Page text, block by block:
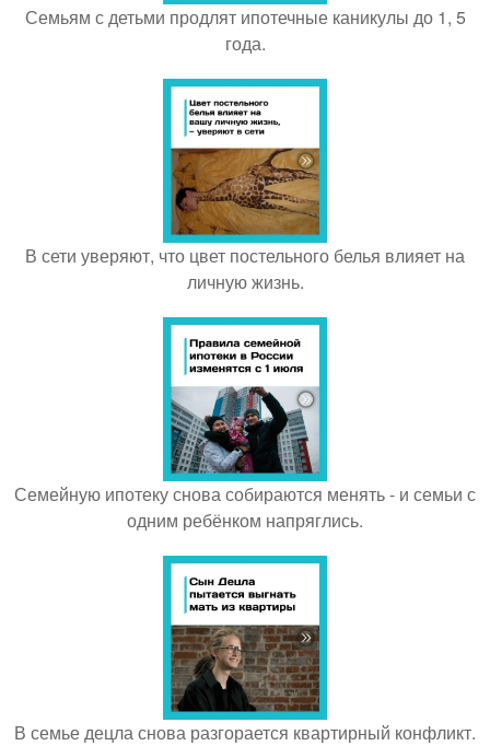
Семьям с детьми продлят ипотечные каникулы до 1, 5
года.
В сети уверяют, что цвет постельного белья влияет на
личную жизнь.
Семейную ипотеку снова собираются менять - и семьи с
одним ребёнком напряглись.
В семье децла снова разгорается квартирный конфликт.